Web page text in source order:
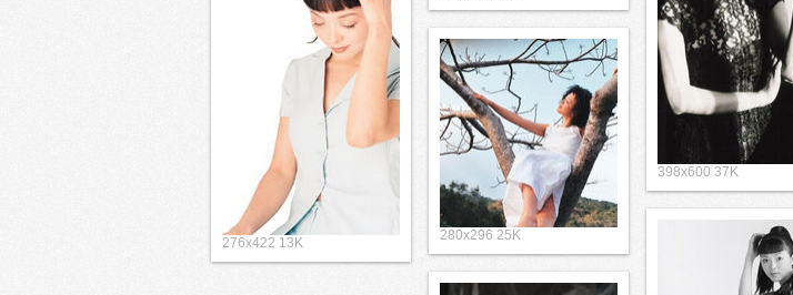
398x600 37K
276x422 13K 280x296 25K